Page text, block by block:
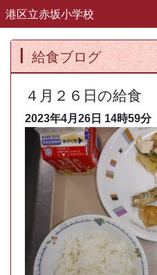
港区立赤坂小学校
給食ブログ
４月２６日の給食
2023年4月26日 14時59分